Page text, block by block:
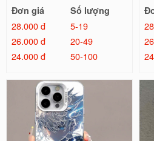
Đơn giá
Số lượng
28.000 đ
5-19
26.000 đ
20-49
24.000 đ
50-100